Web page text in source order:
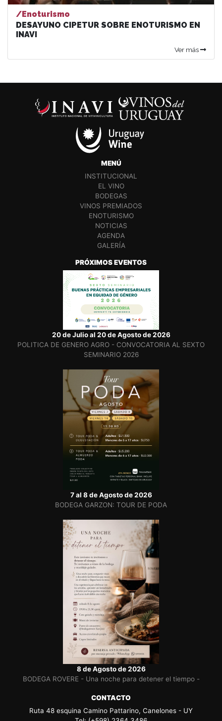
/Enoturismo
DESAYUNO CIPETUR SOBRE ENOTURISMO EN
INAVI
Ver más
MENÚ
INSTITUCIONAL
EL VINO
BODEGAS
VINOS PREMIADOS
ENOTURISMO
NOTICIAS
AGENDA
GALERÍA
PRÓXIMOS EVENTOS
20 de Julio al 20 de Agosto de 2026
POLITICA DE GENERO AGRO - CONVOCATORIA AL SEXTO
SEMINARIO 2026
7 al 8 de Agosto de 2026
BODEGA GARZON: TOUR DE PODA
8 de Agosto de 2026
BODEGA ROVERE - Una noche para detener el tiempo -
CONTACTO
Ruta 48 esquina Camino Pattarino, Canelones - UY